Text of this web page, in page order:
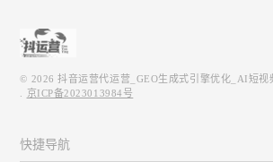
© 2026抖音运营代运营_GEO生成式引擎优化_AI短视
京ICP备2023013984号
快捷导航